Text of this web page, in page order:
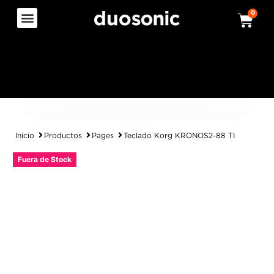
0
Inicio Productos Pages Teclado Korg KRONOS2-88 TI
Fuera de Stock